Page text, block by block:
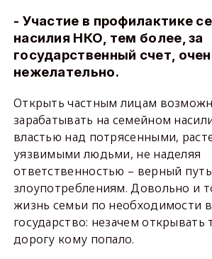
- Участие в профилактике
насилия НКО, тем более, за
государственный счет,
нежелательно.
Открыть частным лицам
зарабатывать на семейном
властью над потрясенными,
уязвимыми людьми, не наделяя
ответственностью – верный
злоупотреблениям. Довольно и
жизнь семьи по необходимости
государство: незачем открывать
дорогу кому попало.